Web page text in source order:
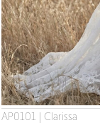
AP0101 | Clarissa